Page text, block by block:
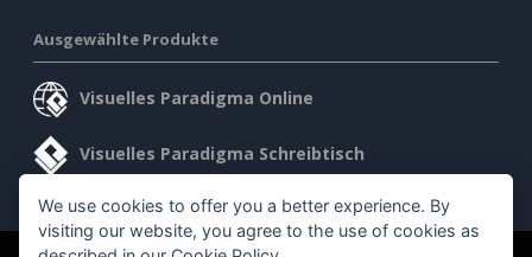
Ausgewählte Produkte
Visuelles Paradigma Online
Visuelles Paradigma Schreibtisch
We use cookies to offer you a better experience. By
visiting our website, you agree to the use of cookies as